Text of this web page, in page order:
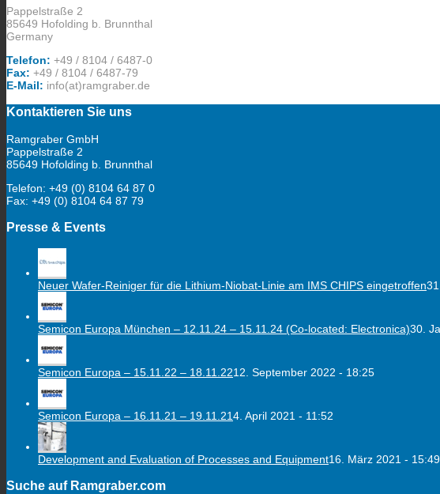
Pappelstraße 2
85649 Hofolding b. Brunnthal
Germany
Telefon: +49 / 8104 / 6487-0
Fax: +49 / 8104 / 6487-79
E-Mail: info(at)ramgraber.de
Kontaktieren Sie uns
Ramgraber GmbH
Pappelstraße 2
85649 Hofolding b. Brunnthal
Telefon: +49 (0) 8104 64 87 0
Fax: +49 (0) 8104 64 87 79
Presse & Events
Neuer Wafer-Reiniger für die Lithium-Niobat-Linie am IMS CHIPS eingetroffen
Semicon Europa München – 12.11.24 – 15.11.24 (Co-located: Electronica)30.
Semicon Europa – 15.11.22 – 18.11.2212. September 2022 - 18:25
Semicon Europa – 16.11.21 – 19.11.214. April 2021 - 11:52
Development and Evaluation of Processes and Equipment16. März 2021 - 15:49
Suche auf Ramgraber.com